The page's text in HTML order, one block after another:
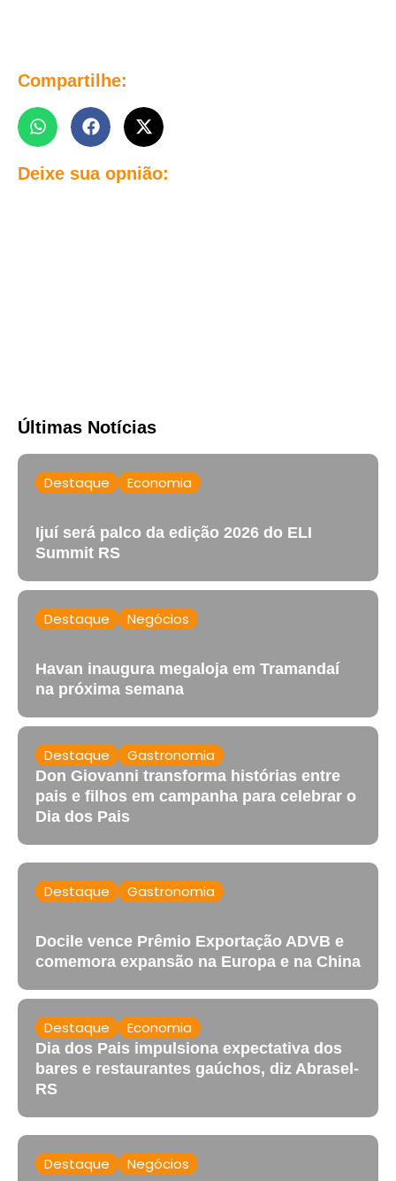
Compartilhe:
Deixe sua opnião:
Últimas Notícias
Destaque Economia
Ijuí será palco da edição 2026 do ELI
Summit RS
Destaque Negócios
Havan inaugura megaloja em Tramandaí
na próxima semana
Destaque Gastronomia
Don Giovanni transforma histórias entre
pais e filhos em campanha para celebrar o
Dia dos Pais
Destaque Gastronomia
Docile vence Prêmio Exportação ADVB e
comemora expansão na Europa e na China
Destaque Economia
Dia dos Pais impulsiona expectativa dos
bares e restaurantes gaúchos, diz Abrasel-
RS
Destaque Negócios